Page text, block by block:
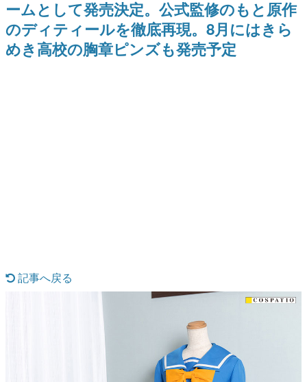
この物語を解いてはいけない。『赫本』は、〈試験問題〉
の形をした短編ホラー小説集です。
なんでゲームは面白い？
ゲーム開発者・hamatsu氏がゲームの魅力を画面や操作の
具体的な形から解き明かしていく、硬派で骨太な評論連載
ゲームが変えた日本語
「経験値」「裏技」「ラスボス」… ゲームにまつわる言葉
の起源や用法の変遷を、コンピューター文化史研究家・タ
催予定
ームとして発売決定。公式監修のもと原作
のディティールを徹底再現。8月にはきら
めき高校の胸章ピンズも発売予定
記事へ戻る